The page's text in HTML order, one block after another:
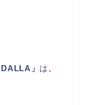
」 は、